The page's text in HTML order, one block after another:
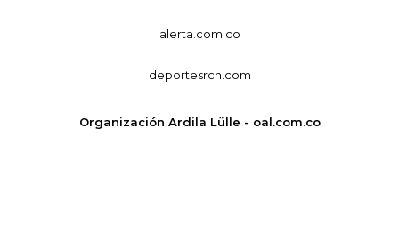
alerta.com.co
deportesrcn.com
Organización Ardila Lülle - oal.com.co